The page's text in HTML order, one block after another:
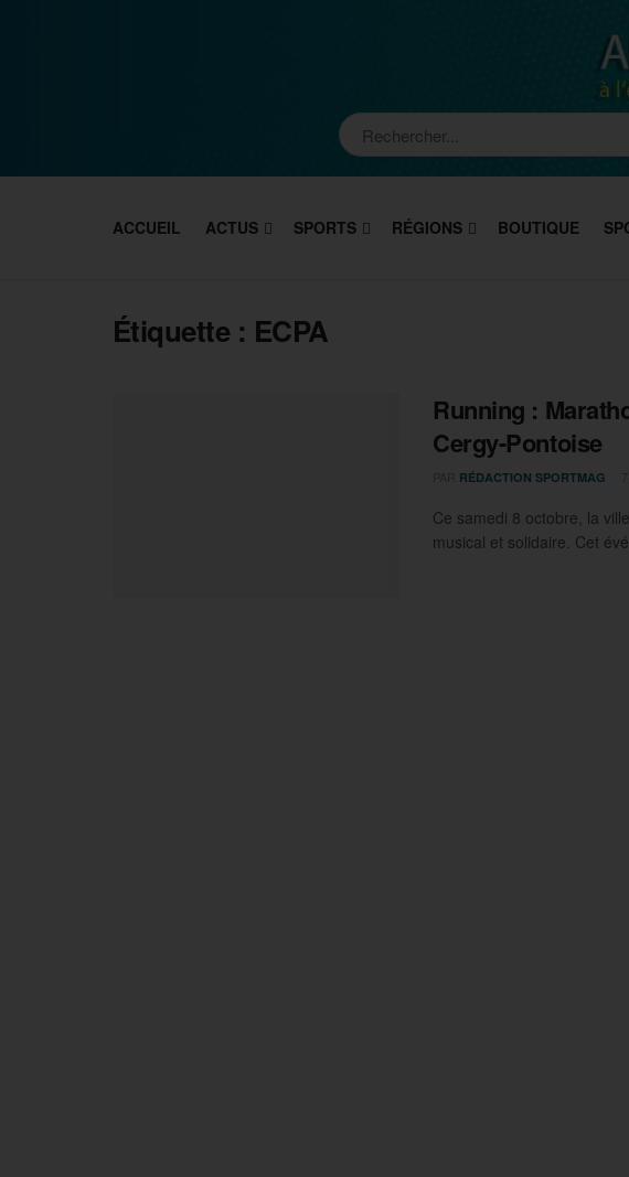
ACCUEIL ACTUS SPORTS RÉGIONS BOUTIQUE
Étiquette : ECPA
Running :
Cergy-Pontoise
RÉDACTION SPORTMAG
Ce samedi 8 octobre, la
musical et solidaire. Cet